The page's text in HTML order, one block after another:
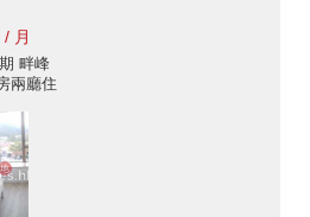
月
畔峰
兩廳住